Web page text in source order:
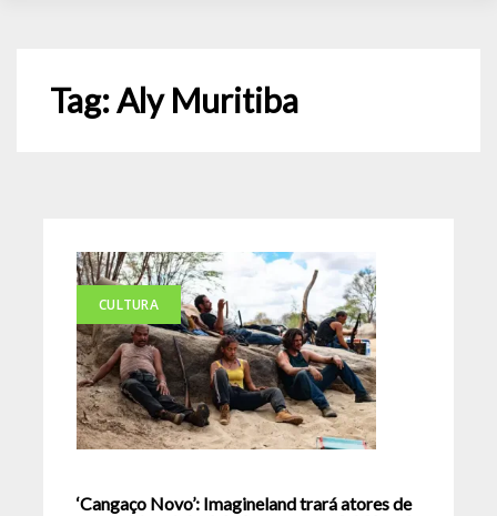
Tag:Aly Muritiba
CULTURA
‘Cangaço Novo’: Imagineland trará atores de